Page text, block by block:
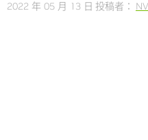
2022 年 05 月 13 日 投稿者：